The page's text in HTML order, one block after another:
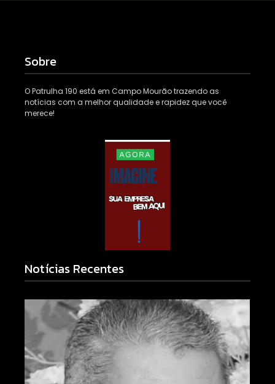
Sobre
O Patrulha 190 está em Campo Mourão trazendo as
notícias com a melhor qualidade e rapidez que você
merece!
Notícias Recentes